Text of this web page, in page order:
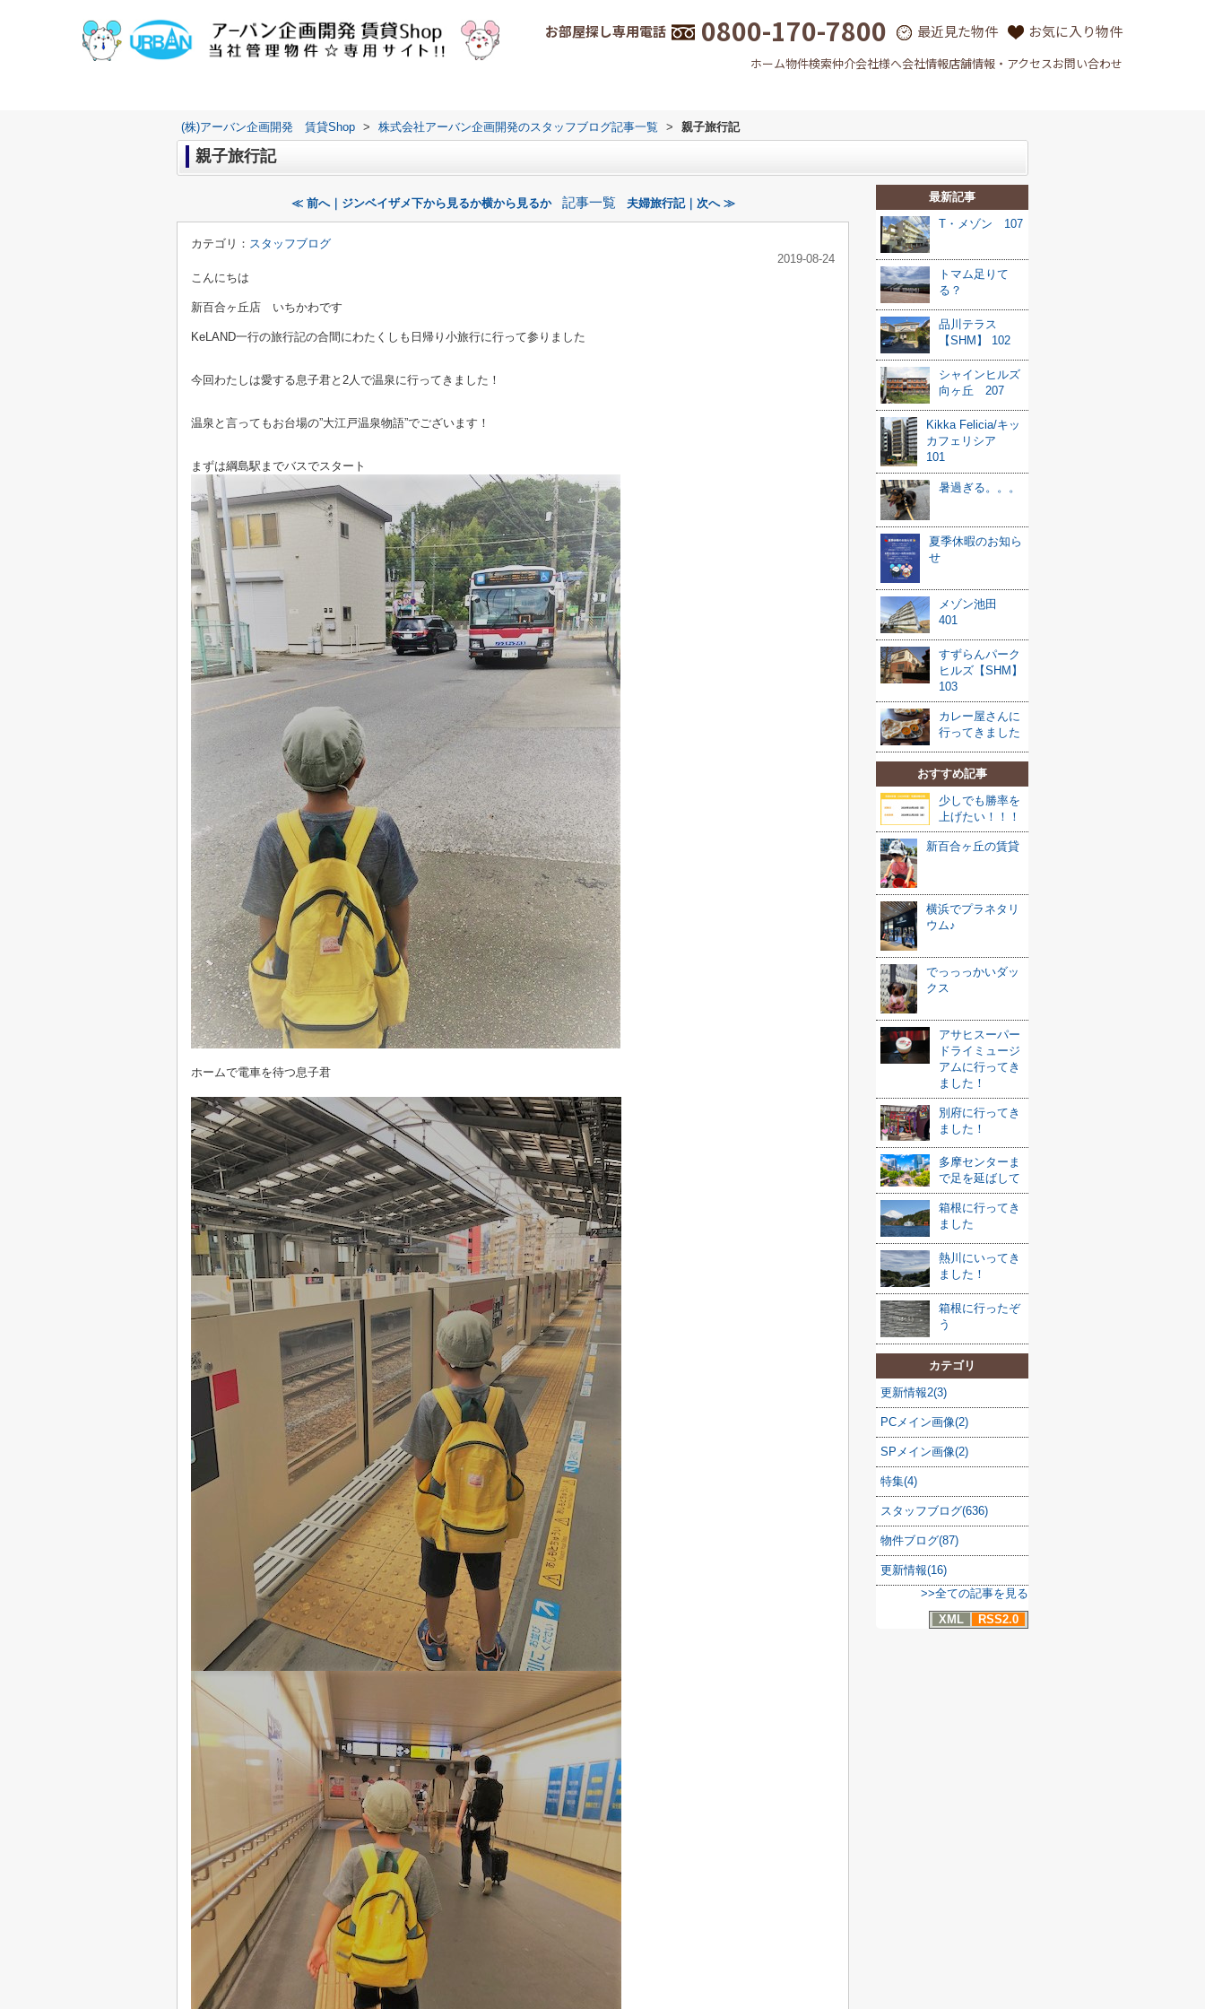
お部屋探し専用電話 0800-170-7800 最近見た物件 お気に入り物件
ホーム物件検索仲介会社様へ会社情報店舗情報・アクセスお問い合わせ
(株)アーバン企画開発 賃貸Shop > 株式会社アーバン企画開発のスタッフブログ記事一覧 > 親子旅行記
親子旅行記
≪ 前へ｜ジンベイザメ下から見るか横から見るか 記事一覧 夫婦旅行記｜次へ ≫
カテゴリ： スタッフブログ
2019-08-24
こんにちは
新百合ヶ丘店 いちかわです
KeLAND一行の旅行記の合間にわたくしも日帰り小旅行に行って参りました
今回わたしは愛する息子君と2人で温泉に行ってきました！
温泉と言ってもお台場の”大江戸温泉物語”でございます！
まずは綱島駅までバスでスタート
ホームで電車を待つ息子君
最新記事
T・メゾン 107
トマム足りて
る？
品川テラス
【SHM】 102
シャインヒルズ
向ヶ丘 207
Kikka Felicia/キッ
カフェリシア
101
暑過ぎる。。。
夏季休暇のお知ら
せ
メゾン池田
401
すずらんパーク
ヒルズ【SHM】
103
カレー屋さんに
行ってきました
おすすめ記事
少しでも勝率を
上げたい！！！
新百合ヶ丘の賃貸
横浜でプラネタリ
ウム♪
でっっっかいダッ
クス
アサヒスーパー
ドライミュージ
アムに行ってき
ました！
別府に行ってき
ました！
多摩センターま
で足を延ばして
箱根に行ってき
ました
熱川にいってき
ました！
箱根に行ったぞ
う
カテゴリ
更新情報2(3)
PCメイン画像(2)
SPメイン画像(2)
特集(4)
スタッフブログ(636)
物件ブログ(87)
更新情報(16)
>>全ての記事を見る
XML
RSS2.0